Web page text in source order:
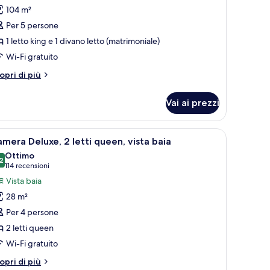
104 m²
Per 5 persone
1 letto king e 1 divano letto (matrimoniale)
Wi-Fi gratuito
di più
Vai ai prezzi
sull'oceano.
con un computer, una sedia, una televisione e vista sulla città.
Una camera d'albergo con due letti, una
2 Deluxe, 2 letti queen, vista baia
su 10
Ottimo
114 recensioni
(114
recensioni)
Vista baia
28 m²
Per 4 persone
2 letti queen
Wi-Fi gratuito
di più